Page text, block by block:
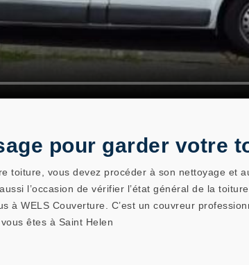
pour garder votre
toiture, vous devez procéder à son nettoyage et
l’occasion de vérifier l’état général de la
à WELS Couverture. C’est un couvreur
êtes à Saint Helen